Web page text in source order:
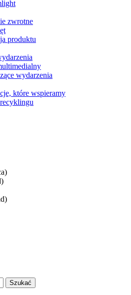
zwrotne
produktu
wydarzenia
które wspieramy